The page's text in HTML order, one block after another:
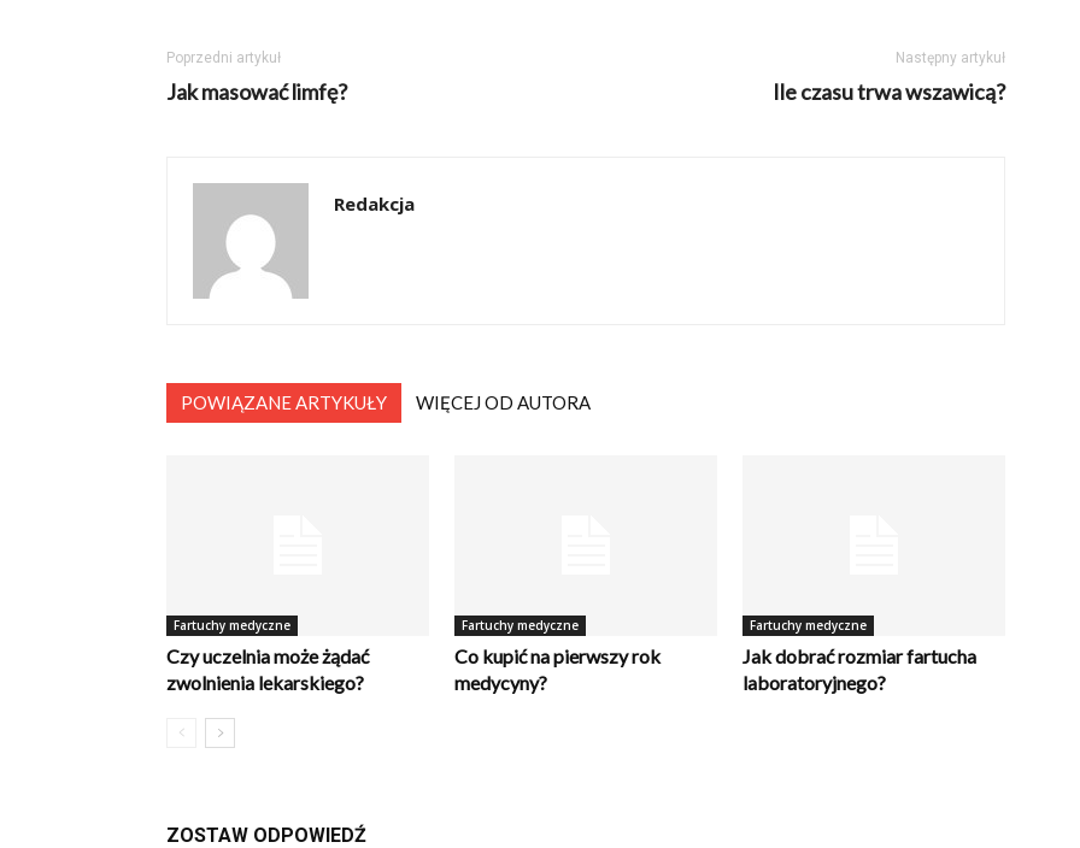
Poprzedni artykuł
Jak masować limfę?
Następny artykuł
Ile czasu trwa wszawicą?
Redakcja
POWIĄZANE ARTYKUŁY WIĘCEJ OD AUTORA
Fartuchy medyczne
Czy uczelnia może żądać
zwolnienia lekarskiego?
Fartuchy medyczne
Co kupić na pierwszy rok
medycyny?
Fartuchy medyczne
Jak dobrać rozmiar fartucha
laboratoryjnego?
ZOSTAW ODPOWIEDŹ